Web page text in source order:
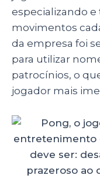
especializando e
movimentos
da empresa foi
para utilizar
patrocínios, o
jogador mais